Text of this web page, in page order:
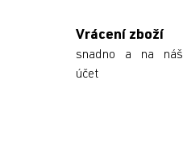
Vrácení zboží
snadno a na náš
účet